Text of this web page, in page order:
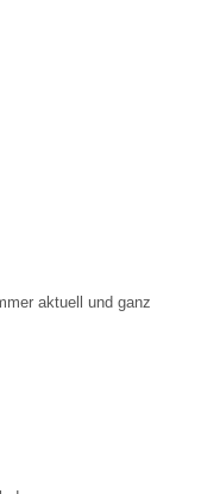
aktuell und ganz